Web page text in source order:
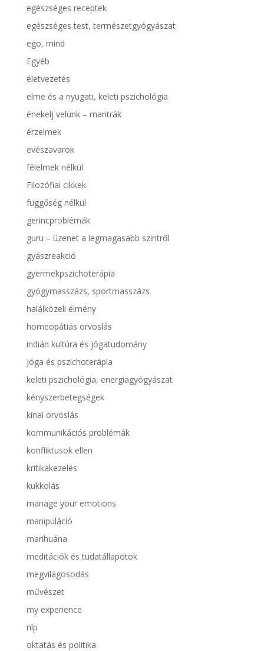
egészséges receptek
egészséges test, természetgyógyászat
ego, mind
Egyéb
életvezetés
elme és a nyugati, keleti pszichológia
énekelj velünk – mantrák
érzelmek
evészavarok
félelmek nélkül
Filozófiai cikkek
függőség nélkül
gerincproblémák
guru – üzenet a legmagasabb szintről
gyászreakció
gyermekpszichoterápia
gyógymasszázs, sportmasszázs
halálközeli élmény
homeopátiás orvoslás
indián kultúra és jógatudomány
jóga és pszichoterápia
keleti pszichológia, energiagyógyászat
kényszerbetegségek
kínai orvoslás
kommunikációs problémák
konfliktusok ellen
kritikakezelés
kukkolás
manage your emotions
manipuláció
marihuána
meditációk és tudatállapotok
megvilágosodás
művészet
my experience
nlp
oktatás és politika